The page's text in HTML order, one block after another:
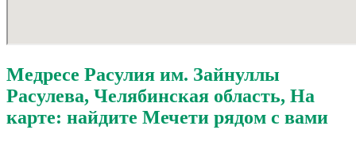
Медресе Расулия им. Зайнуллы
Расулева, Челябинская область, На
карте: найдите Мечети рядом с вами